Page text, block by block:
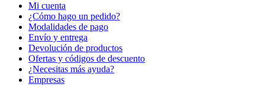
Mi cuenta
¿Cómo hago un pedido?
Modalidades de pago
Envío y entrega
Devolución de productos
Ofertas y códigos de descuento
¿Necesitas más ayuda?
Empresas